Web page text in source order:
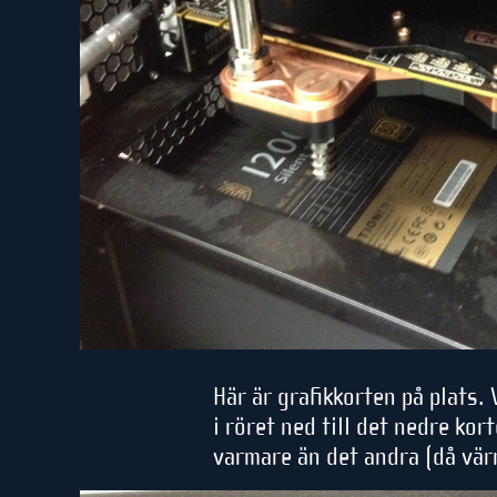
Här är grafikkorten på plats.
i röret ned till det nedre
varmare än det andra (då